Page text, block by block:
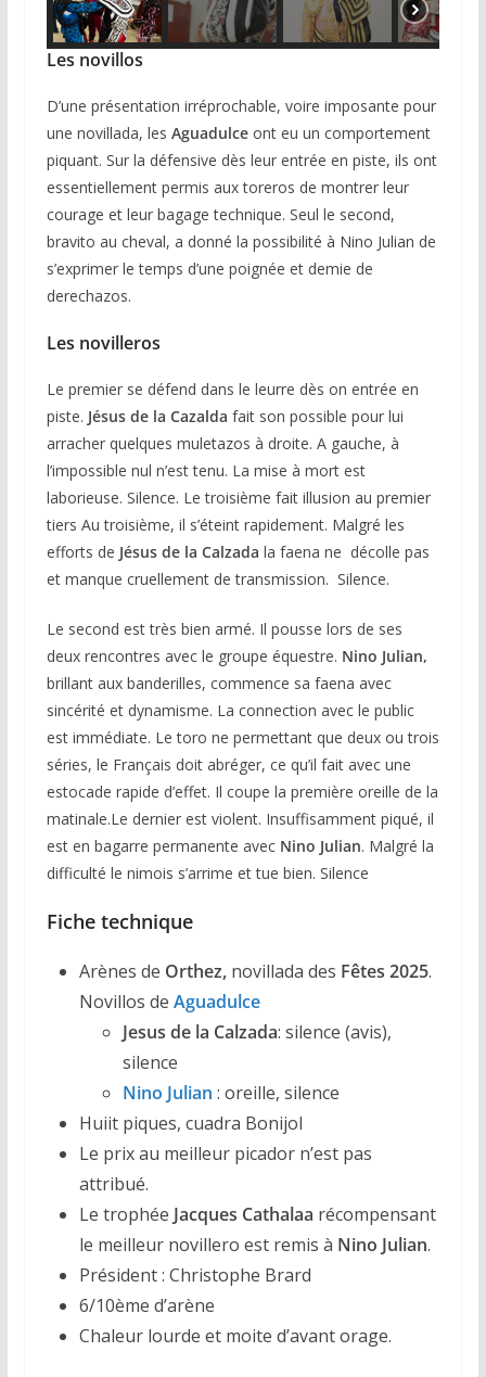
Les novillos
D’une présentation irréprochable, voire imposante pour
une novillada, les Aguadulceont eu un comportement
piquant. Sur la défensive dès leur entrée en piste, ils ont
essentiellement permis aux toreros de montrer leur
courage et leur bagage technique. Seul le second,
bravito au cheval, a donné la possibilité à Nino Julian de
s’exprimer le temps d’une poignée et demie de
derechazos.
Les novilleros
Le premier se défend dans le leurre dès on entrée en
piste. Jésus de la Cazalda fait son possible pour lui
arracher quelques muletazos à droite. A gauche, à
l’impossible nul n’est tenu. La mise à mort est
laborieuse. Silence. Le troisième fait illusion au premier
tiers Au troisième, il s’éteint rapidement. Malgré les
efforts de Jésus de la Calzada la faena ne décolle pas
et manque cruellement de transmission. Silence.
Le second est très bien armé. Il pousse lors de ses
deux rencontres avec le groupe équestre. Nino Julian,
brillant aux banderilles, commence sa faena avec
sincérité et dynamisme. La connection avec le public
est immédiate. Le toro ne permettant que deux ou trois
séries, le Français doit abréger, ce qu’il fait avec une
estocade rapide d’effet. Il coupe la première oreille de la
matinale.Le dernier est violent. Insuffisamment piqué, il
est en bagarre permanente avec Nino Julian. Malgré la
difficulté le nimois s’arrime et tue bien. Silence
Fiche technique
Arènes de Orthez,novillada des Fêtes 2025.
Novillos de Aguadulce
Jesus de la Calzada: silence (avis),
silence
Nino Julian : oreille, silence
Huiit piques, cuadra Bonijol
Le prix au meilleur picador n’est pas
attribué.
Le trophée Jacques Cathalaa récompensant
le meilleur novillero est remis à Nino Julian.
Président : Christophe Brard
6/10ème d’arène
Chaleur lourde et moite d’avant orage.